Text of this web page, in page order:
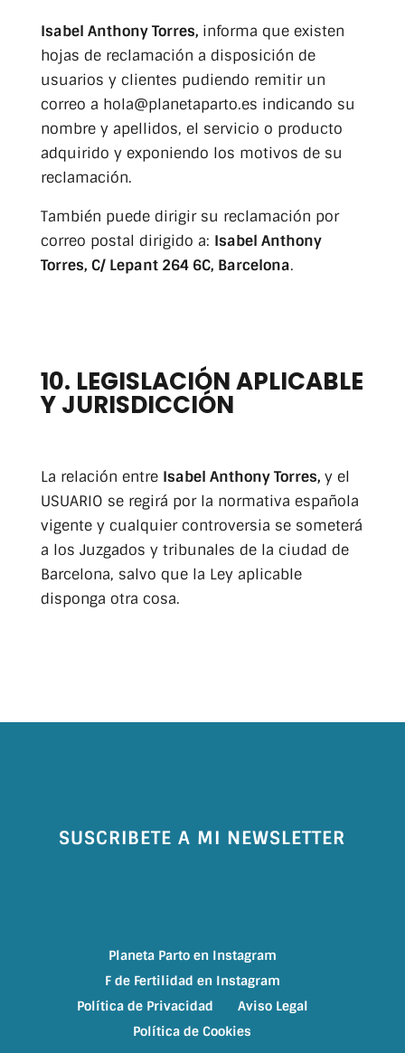
Isabel Anthony Torres, informa que existen
hojas de reclamación a disposición de
usuarios y clientes pudiendo remitir un
correo a hola@planetaparto.es indicando su
nombre y apellidos, el servicio o producto
adquirido y exponiendo los motivos de su
reclamación.
También puede dirigir su reclamación por
correo postal dirigido a: Isabel Anthony
Torres, C/ Lepant 264 6C, Barcelona.
10. LEGISLACIÓN APLICABLE
Y JURISDICCIÓN
La relación entre Isabel Anthony Torres, y el
USUARIO se regirá por la normativa española
vigente y cualquier controversia se someterá
a los Juzgados y tribunales de la ciudad de
Barcelona, salvo que la Ley aplicable
disponga otra cosa.
SUSCRIBETE A MI NEWSLETTER
Planeta Parto en Instagram
F de Fertilidad en Instagram
Política de Privacidad
Aviso Legal
Política de Cookies